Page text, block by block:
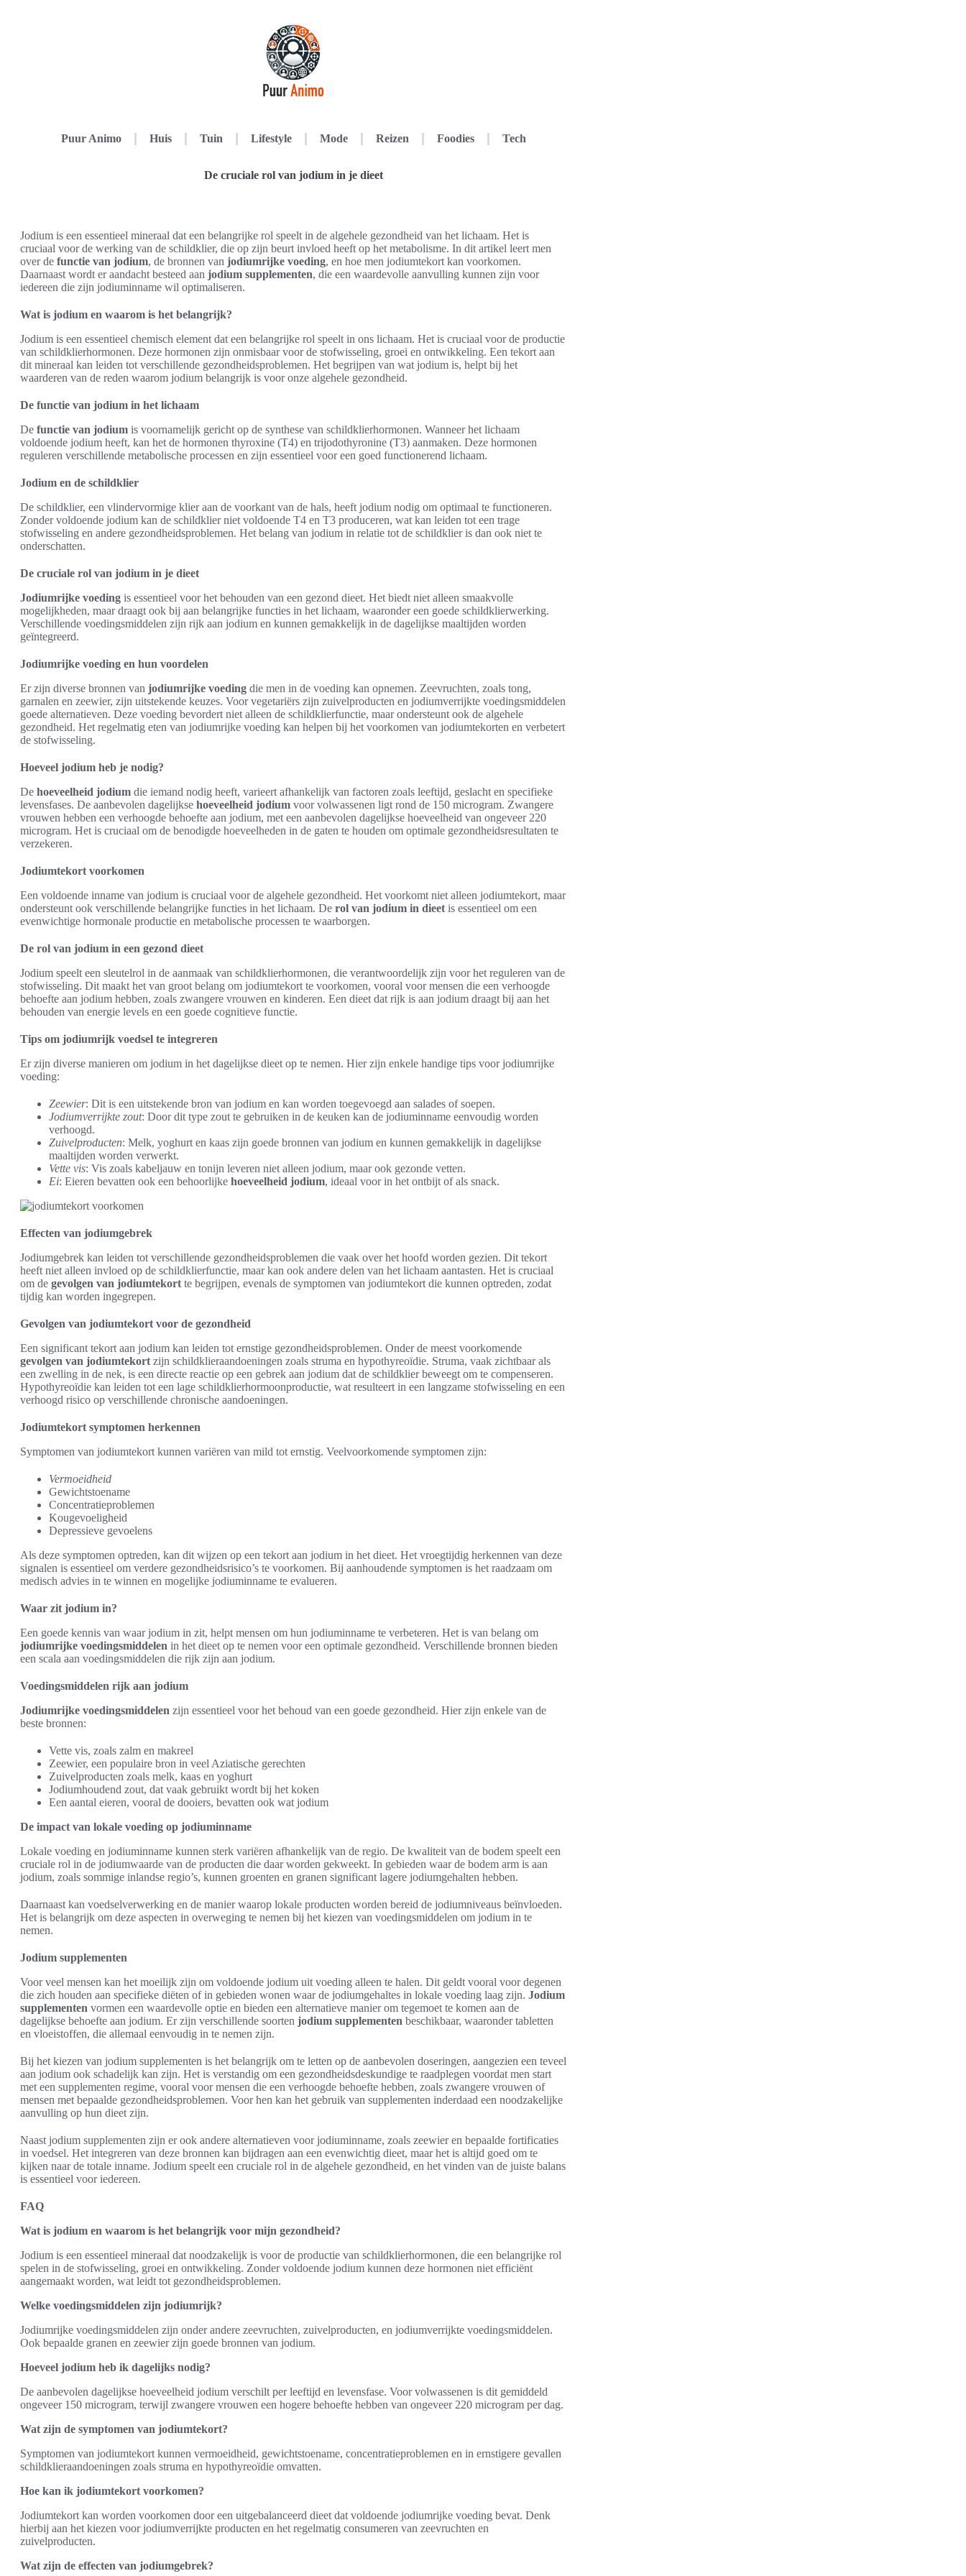
Puur Animo Huis Tuin Lifestyle Mode Reizen Foodies Tech
De cruciale rol van jodium in je dieet
Jodium is een essentieel mineraal dat een belangrijke rol speelt in de algehele gezondheid van het lichaam. Het is
cruciaal voor de werking van de schildklier, die op zijn beurt invloed heeft op het metabolisme. In dit artikel leert men
over de functie van jodium, de bronnen van jodiumrijke voeding, en hoe men jodiumtekort kan voorkomen.
Daarnaast wordt er aandacht besteed aan jodium supplementen, die een waardevolle aanvulling kunnen zijn voor
iedereen die zijn jodiuminname wil optimaliseren.
Wat is jodium en waarom is het belangrijk?
Jodium is een essentieel chemisch element dat een belangrijke rol speelt in ons lichaam. Het is cruciaal voor de productie
van schildklierhormonen. Deze hormonen zijn onmisbaar voor de stofwisseling, groei en ontwikkeling. Een tekort aan
dit mineraal kan leiden tot verschillende gezondheidsproblemen. Het begrijpen van wat jodium is, helpt bij het
waarderen van de reden waarom jodium belangrijk is voor onze algehele gezondheid.
De functie van jodium in het lichaam
De functie van jodium is voornamelijk gericht op de synthese van schildklierhormonen. Wanneer het lichaam
voldoende jodium heeft, kan het de hormonen thyroxine (T4) en trijodothyronine (T3) aanmaken. Deze hormonen
reguleren verschillende metabolische processen en zijn essentieel voor een goed functionerend lichaam.
Jodium en de schildklier
De schildklier, een vlindervormige klier aan de voorkant van de hals, heeft jodium nodig om optimaal te functioneren.
Zonder voldoende jodium kan de schildklier niet voldoende T4 en T3 produceren, wat kan leiden tot een trage
stofwisseling en andere gezondheidsproblemen. Het belang van jodium in relatie tot de schildklier is dan ook niet te
onderschatten.
De cruciale rol van jodium in je dieet
Jodiumrijke voeding is essentieel voor het behouden van een gezond dieet. Het biedt niet alleen smaakvolle
mogelijkheden, maar draagt ook bij aan belangrijke functies in het lichaam, waaronder een goede schildklierwerking.
Verschillende voedingsmiddelen zijn rijk aan jodium en kunnen gemakkelijk in de dagelijkse maaltijden worden
geïntegreerd.
Jodiumrijke voeding en hun voordelen
Er zijn diverse bronnen van jodiumrijke voeding die men in de voeding kan opnemen. Zeevruchten, zoals tong,
garnalen en zeewier, zijn uitstekende keuzes. Voor vegetariërs zijn zuivelproducten en jodiumverrijkte voedingsmiddelen
goede alternatieven. Deze voeding bevordert niet alleen de schildklierfunctie, maar ondersteunt ook de algehele
gezondheid. Het regelmatig eten van jodiumrijke voeding kan helpen bij het voorkomen van jodiumtekorten en verbetert
de stofwisseling.
Hoeveel jodium heb je nodig?
De hoeveelheid jodium die iemand nodig heeft, varieert afhankelijk van factoren zoals leeftijd, geslacht en specifieke
levensfases. De aanbevolen dagelijkse hoeveelheid jodium voor volwassenen ligt rond de 150 microgram. Zwangere
vrouwen hebben een verhoogde behoefte aan jodium, met een aanbevolen dagelijkse hoeveelheid van ongeveer 220
microgram. Het is cruciaal om de benodigde hoeveelheden in de gaten te houden om optimale gezondheidsresultaten te
verzekeren.
Jodiumtekort voorkomen
Een voldoende inname van jodium is cruciaal voor de algehele gezondheid. Het voorkomt niet alleen jodiumtekort, maar
ondersteunt ook verschillende belangrijke functies in het lichaam. De rol van jodium in dieet is essentieel om een
evenwichtige hormonale productie en metabolische processen te waarborgen.
De rol van jodium in een gezond dieet
Jodium speelt een sleutelrol in de aanmaak van schildklierhormonen, die verantwoordelijk zijn voor het reguleren van de
stofwisseling. Dit maakt het van groot belang om jodiumtekort te voorkomen, vooral voor mensen die een verhoogde
behoefte aan jodium hebben, zoals zwangere vrouwen en kinderen. Een dieet dat rijk is aan jodium draagt bij aan het
behouden van energie levels en een goede cognitieve functie.
Tips om jodiumrijk voedsel te integreren
Er zijn diverse manieren om jodium in het dagelijkse dieet op te nemen. Hier zijn enkele handige tips voor jodiumrijke
voeding:
Zeewier: Dit is een uitstekende bron van jodium en kan worden toegevoegd aan salades of soepen.
Jodiumverrijkte zout: Door dit type zout te gebruiken in de keuken kan de jodiuminname eenvoudig worden
verhoogd.
Zuivelproducten: Melk, yoghurt en kaas zijn goede bronnen van jodium en kunnen gemakkelijk in dagelijkse
maaltijden worden verwerkt.
Vette vis: Vis zoals kabeljauw en tonijn leveren niet alleen jodium, maar ook gezonde vetten.
Ei: Eieren bevatten ook een behoorlijke hoeveelheid jodium, ideaal voor in het ontbijt of als snack.
Effecten van jodiumgebrek
Jodiumgebrek kan leiden tot verschillende gezondheidsproblemen die vaak over het hoofd worden gezien. Dit tekort
heeft niet alleen invloed op de schildklierfunctie, maar kan ook andere delen van het lichaam aantasten. Het is cruciaal
om de gevolgen van jodiumtekort te begrijpen, evenals de symptomen van jodiumtekort die kunnen optreden, zodat
tijdig kan worden ingegrepen.
Gevolgen van jodiumtekort voor de gezondheid
Een significant tekort aan jodium kan leiden tot ernstige gezondheidsproblemen. Onder de meest voorkomende
gevolgen van jodiumtekort zijn schildklieraandoeningen zoals struma en hypothyreoïdie. Struma, vaak zichtbaar als
een zwelling in de nek, is een directe reactie op een gebrek aan jodium dat de schildklier beweegt om te compenseren.
Hypothyreoïdie kan leiden tot een lage schildklierhormoonproductie, wat resulteert in een langzame stofwisseling en een
verhoogd risico op verschillende chronische aandoeningen.
Jodiumtekort symptomen herkennen
Symptomen van jodiumtekort kunnen variëren van mild tot ernstig. Veelvoorkomende symptomen zijn:
Vermoeidheid
Gewichtstoename
Concentratieproblemen
Kougevoeligheid
Depressieve gevoelens
Als deze symptomen optreden, kan dit wijzen op een tekort aan jodium in het dieet. Het vroegtijdig herkennen van deze
signalen is essentieel om verdere gezondheidsrisico’s te voorkomen. Bij aanhoudende symptomen is het raadzaam om
medisch advies in te winnen en mogelijke jodiuminname te evalueren.
Waar zit jodium in?
Een goede kennis van waar jodium in zit, helpt mensen om hun jodiuminname te verbeteren. Het is van belang om
jodiumrijke voedingsmiddelen in het dieet op te nemen voor een optimale gezondheid. Verschillende bronnen bieden
een scala aan voedingsmiddelen die rijk zijn aan jodium.
Voedingsmiddelen rijk aan jodium
Jodiumrijke voedingsmiddelen zijn essentieel voor het behoud van een goede gezondheid. Hier zijn enkele van de
beste bronnen:
Vette vis, zoals zalm en makreel
Zeewier, een populaire bron in veel Aziatische gerechten
Zuivelproducten zoals melk, kaas en yoghurt
Jodiumhoudend zout, dat vaak gebruikt wordt bij het koken
Een aantal eieren, vooral de dooiers, bevatten ook wat jodium
De impact van lokale voeding op jodiuminname
Lokale voeding en jodiuminname kunnen sterk variëren afhankelijk van de regio. De kwaliteit van de bodem speelt een
cruciale rol in de jodiumwaarde van de producten die daar worden gekweekt. In gebieden waar de bodem arm is aan
jodium, zoals sommige inlandse regio’s, kunnen groenten en granen significant lagere jodiumgehalten hebben.
Daarnaast kan voedselverwerking en de manier waarop lokale producten worden bereid de jodiumniveaus beïnvloeden.
Het is belangrijk om deze aspecten in overweging te nemen bij het kiezen van voedingsmiddelen om jodium in te
nemen.
Jodium supplementen
Voor veel mensen kan het moeilijk zijn om voldoende jodium uit voeding alleen te halen. Dit geldt vooral voor degenen
die zich houden aan specifieke diëten of in gebieden wonen waar de jodiumgehaltes in lokale voeding laag zijn. Jodium
supplementen vormen een waardevolle optie en bieden een alternatieve manier om tegemoet te komen aan de
dagelijkse behoefte aan jodium. Er zijn verschillende soorten jodium supplementen beschikbaar, waaronder tabletten
en vloeistoffen, die allemaal eenvoudig in te nemen zijn.
Bij het kiezen van jodium supplementen is het belangrijk om te letten op de aanbevolen doseringen, aangezien een teveel
aan jodium ook schadelijk kan zijn. Het is verstandig om een gezondheidsdeskundige te raadplegen voordat men start
met een supplementen regime, vooral voor mensen die een verhoogde behoefte hebben, zoals zwangere vrouwen of
mensen met bepaalde gezondheidsproblemen. Voor hen kan het gebruik van supplementen inderdaad een noodzakelijke
aanvulling op hun dieet zijn.
Naast jodium supplementen zijn er ook andere alternatieven voor jodiuminname, zoals zeewier en bepaalde fortificaties
in voedsel. Het integreren van deze bronnen kan bijdragen aan een evenwichtig dieet, maar het is altijd goed om te
kijken naar de totale inname. Jodium speelt een cruciale rol in de algehele gezondheid, en het vinden van de juiste balans
is essentieel voor iedereen.
FAQ
Wat is jodium en waarom is het belangrijk voor mijn gezondheid?
Jodium is een essentieel mineraal dat noodzakelijk is voor de productie van schildklierhormonen, die een belangrijke rol
spelen in de stofwisseling, groei en ontwikkeling. Zonder voldoende jodium kunnen deze hormonen niet efficiënt
aangemaakt worden, wat leidt tot gezondheidsproblemen.
Welke voedingsmiddelen zijn jodiumrijk?
Jodiumrijke voedingsmiddelen zijn onder andere zeevruchten, zuivelproducten, en jodiumverrijkte voedingsmiddelen.
Ook bepaalde granen en zeewier zijn goede bronnen van jodium.
Hoeveel jodium heb ik dagelijks nodig?
De aanbevolen dagelijkse hoeveelheid jodium verschilt per leeftijd en levensfase. Voor volwassenen is dit gemiddeld
ongeveer 150 microgram, terwijl zwangere vrouwen een hogere behoefte hebben van ongeveer 220 microgram per dag.
Wat zijn de symptomen van jodiumtekort?
Symptomen van jodiumtekort kunnen vermoeidheid, gewichtstoename, concentratieproblemen en in ernstigere gevallen
schildklieraandoeningen zoals struma en hypothyreoïdie omvatten.
Hoe kan ik jodiumtekort voorkomen?
Jodiumtekort kan worden voorkomen door een uitgebalanceerd dieet dat voldoende jodiumrijke voeding bevat. Denk
hierbij aan het kiezen voor jodiumverrijkte producten en het regelmatig consumeren van zeevruchten en
zuivelproducten.
Wat zijn de effecten van jodiumgebrek?